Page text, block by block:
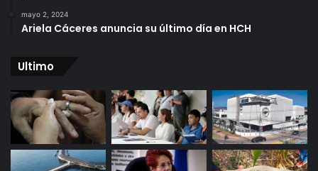
mayo 2, 2024
Ariela Cáceres anuncia su último día en HCH
Ultimo